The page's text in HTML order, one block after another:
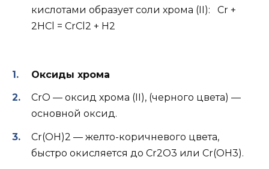
кислотами образует соли хрома (II): Сr +
2HCl = CrCl2 + H2
Оксиды хрома
СrO — оксид хрома (II), (черного цвета) —
основной оксид.
Сr(OH)2 — желто-коричневого цвета,
быстро окисляется до Cr2O3 или Сr(OH3).